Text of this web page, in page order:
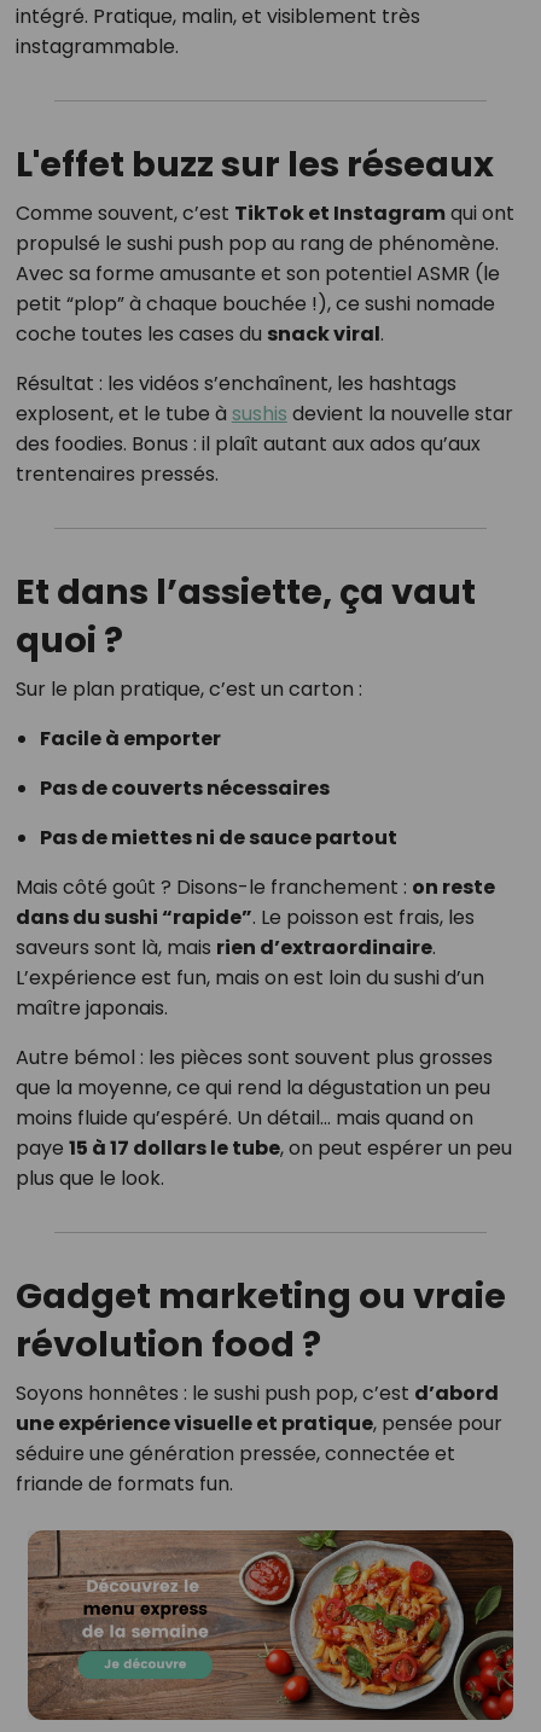
intégré. Pratique, malin, et visiblement très
instagrammable.
L'effet buzz sur les réseaux
Comme souvent, c’est TikTok et Instagramqui ont
propulsé le sushi push pop au rang de phénomène.
Avec sa forme amusante et son potentiel ASMR (le
petit “plop” à chaque bouchée !), ce sushi nomade
coche toutes les cases du snack viral.
Résultat : les vidéos s’enchaînent, les hashtags
explosent, et le tube à sushis devient la nouvelle star
des foodies. Bonus : il plaît autant aux ados qu’aux
trentenaires pressés.
Et dans l’assiette, ça vaut
quoi ?
Sur le plan pratique, c’est un carton :
Facile à emporter
Pas de couverts nécessaires
Pas de miettes ni de sauce partout
Mais côté goût ? Disons-le franchement : on reste
dans du sushi “rapide”. Le poisson est frais, les
saveurs sont là, mais rien d’extraordinaire.
L’expérience est fun, mais on est loin du sushi d’un
maître japonais.
Autre bémol : les pièces sont souvent plus grosses
que la moyenne, ce qui rend la dégustation un peu
moins fluide qu’espéré. Un détail… mais quand on
paye 15 à 17 dollars le tube, on peut espérer un peu
plus que le look.
Gadget marketing ou vraie
révolution food ?
Soyons honnêtes : le sushi push pop, c’est d’abord
une expérience visuelle et pratique, pensée pour
séduire une génération pressée, connectée et
friande de formats fun.